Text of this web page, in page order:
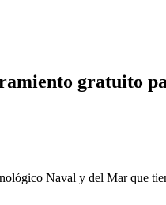
gratuito
Naval y del Mar que